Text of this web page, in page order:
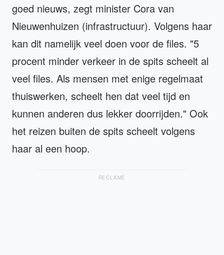
goed nieuws, zegt minister Cora van
Nieuwenhuizen (infrastructuur). Volgens haar
kan dit namelijk veel doen voor de files. "5
procent minder verkeer in de spits scheelt al
veel files. Als mensen met enige regelmaat
thuiswerken, scheelt hen dat veel tijd en
kunnen anderen dus lekker doorrijden." Ook
het reizen buiten de spits scheelt volgens
haar al een hoop.
RECLAME